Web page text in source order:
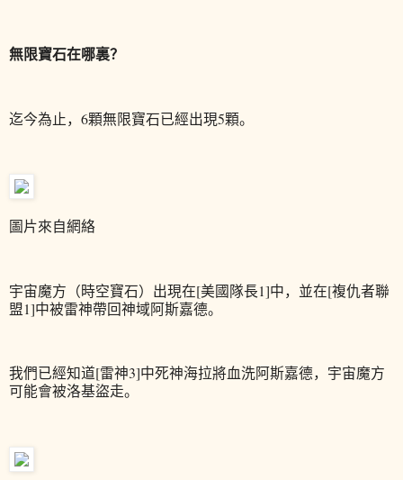
無限寶石在哪裏？
迄今為止，6顆無限寶石已經出現5顆。
圖片來自網絡
宇宙魔方（時空寶石）出現在[美國隊長1]中，並在[複仇者聯
盟1]中被雷神帶回神域阿斯嘉德。
我們已經知道[雷神3]中死神海拉將血洗阿斯嘉德，宇宙魔方
可能會被洛基盜走。